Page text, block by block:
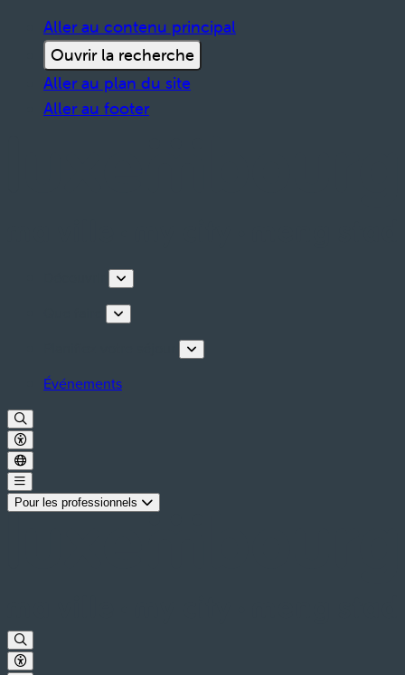
Aller au contenu principal
Ouvrir la recherche
Aller au plan du site
Aller au footer
Événements
Pour les professionnels